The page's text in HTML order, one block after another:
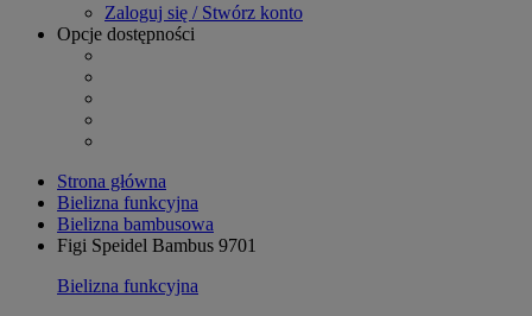
Zaloguj się / Stwórz konto
Opcje dostępności
Strona główna
Bielizna funkcyjna
Bielizna bambusowa
Figi Speidel Bambus 9701
Bielizna funkcyjna